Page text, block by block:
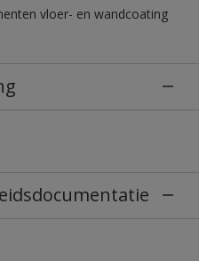
vloer- en wandcoating